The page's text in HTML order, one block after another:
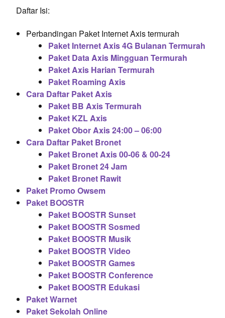
Daftar Isi:
Perbandingan Paket Internet Axis termurah
Paket Internet Axis 4G Bulanan Termurah
Paket Data Axis Mingguan Termurah
Paket Axis Harian Termurah
Paket Roaming Axis
Cara Daftar Paket Axis
Paket BB Axis Termurah
Paket KZL Axis
Paket Obor Axis 24:00 – 06:00
Cara Daftar Paket Bronet
Paket Bronet Axis 00-06 & 00-24
Paket Bronet 24 Jam
Paket Bronet Rawit
Paket Promo Owsem
Paket BOOSTR
Paket BOOSTR Sunset
Paket BOOSTR Sosmed
Paket BOOSTR Musik
Paket BOOSTR Video
Paket BOOSTR Games
Paket BOOSTR Conference
Paket BOOSTR Edukasi
Paket Warnet
Paket Sekolah Online